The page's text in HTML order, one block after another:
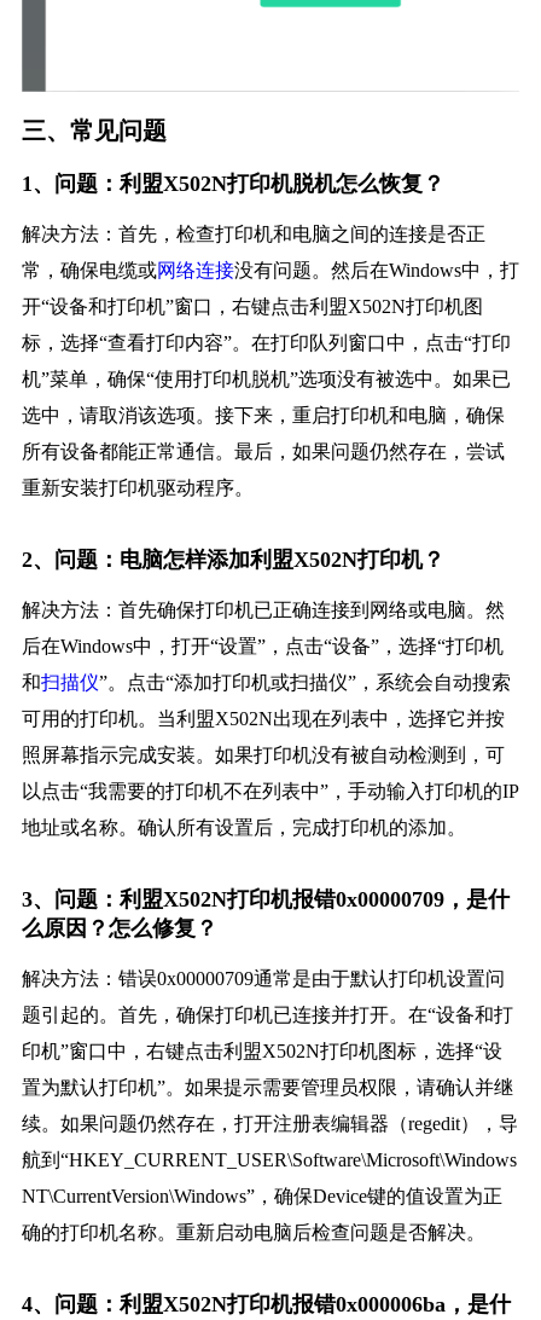
三、常见问题
1、问题：利盟X502N打印机脱机怎么恢复？
解决方法：首先，检查打印机和电脑之间的连接是否正
常，确保电缆或网络连接没有问题。然后在Windows中，打
开“设备和打印机”窗口，右键点击利盟X502N打印机图
标，选择“查看打印内容”。在打印队列窗口中，点击“打印
机”菜单，确保“使用打印机脱机”选项没有被选中。如果已
选中，请取消该选项。接下来，重启打印机和电脑，确保
所有设备都能正常通信。最后，如果问题仍然存在，尝试
重新安装打印机驱动程序。
2、问题：电脑怎样添加利盟X502N打印机？
解决方法：首先确保打印机已正确连接到网络或电脑。然
后在Windows中，打开“设置”，点击“设备”，选择“打印机
和扫描仪”。点击“添加打印机或扫描仪”，系统会自动搜索
可用的打印机。当利盟X502N出现在列表中，选择它并按
照屏幕指示完成安装。如果打印机没有被自动检测到，可
以点击“我需要的打印机不在列表中”，手动输入打印机的IP
地址或名称。确认所有设置后，完成打印机的添加。
3、问题：利盟X502N打印机报错0x00000709，是什
么原因？怎么修复？
解决方法：错误0x00000709通常是由于默认打印机设置问
题引起的。首先，确保打印机已连接并打开。在“设备和打
印机”窗口中，右键点击利盟X502N打印机图标，选择“设
置为默认打印机”。如果提示需要管理员权限，请确认并继
续。如果问题仍然存在，打开注册表编辑器（regedit），导
航到“HKEY_CURRENT_USER\Software\Microsoft\Windows
NT\CurrentVersion\Windows”，确保Device键的值设置为正
确的打印机名称。重新启动电脑后检查问题是否解决。
4、问题：利盟X502N打印机报错0x000006ba，是什